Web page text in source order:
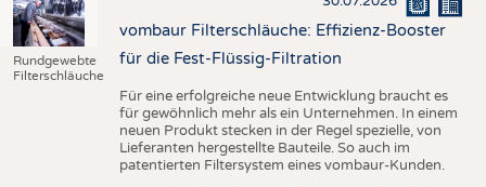
Rundgewebte
Filterschläuche
vombaur Filterschläuche: Effizienz-Booster
für die Fest-Flüssig-Filtration
Für eine erfolgreiche neue Entwicklung braucht es
für gewöhnlich mehr als ein Unternehmen. In einem
neuen Produkt stecken in der Regel spezielle, von
Lieferanten hergestellte Bauteile. So auch im
patentierten Filtersystem eines vombaur-Kunden.